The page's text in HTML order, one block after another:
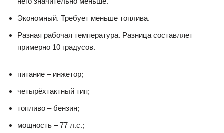
Экономный. Требует меньше топлива.
Разная рабочая температура. Разница составляет
примерно 10 градусов.
питание – инжетор;
четырёхтактный тип;
топливо – бензин;
мощность – 77 л.с.;